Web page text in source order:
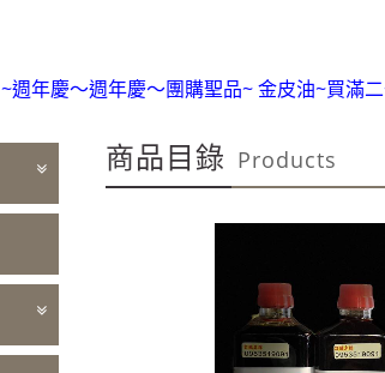
~週年慶～週年慶～團購聖品~ 金皮油~買滿
全台第一輛到府服務
~週年慶～週年慶～團購聖品~ 金皮油~買
100%美國OUTLET代購
商品目錄 Products